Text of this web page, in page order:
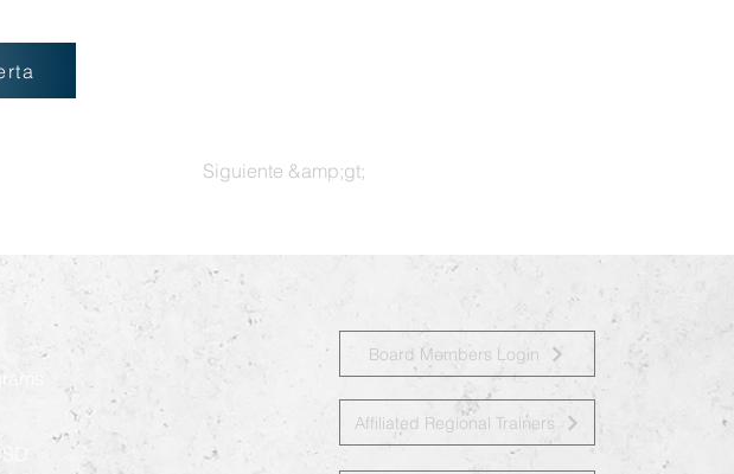
Siguiente &amp;gt;
Board Members Login
Affiliated Regional Trainers